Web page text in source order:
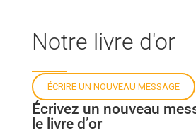
Notre livre d'or
Écrivez un nouveau
le livre d’or